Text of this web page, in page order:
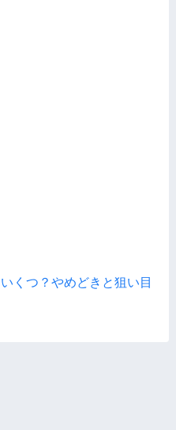
くつ？やめどきと狙い目